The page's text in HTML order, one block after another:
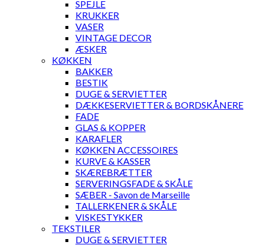
SPEJLE
KRUKKER
VASER
VINTAGE DECOR
ÆSKER
KØKKEN
BAKKER
BESTIK
DUGE & SERVIETTER
DÆKKESERVIETTER & BORDSKÅNERE
FADE
GLAS & KOPPER
KARAFLER
KØKKEN ACCESSOIRES
KURVE & KASSER
SKÆREBRÆTTER
SERVERINGSFADE & SKÅLE
SÆBER - Savon de Marseille
TALLERKENER & SKÅLE
VISKESTYKKER
TEKSTILER
DUGE & SERVIETTER